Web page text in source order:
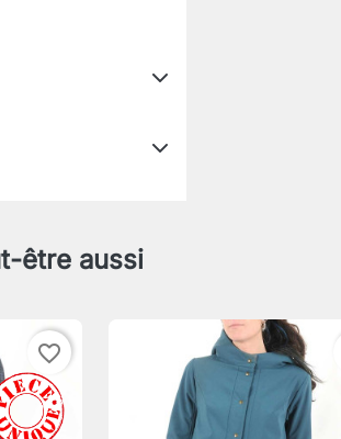
être aussi
favorite_border